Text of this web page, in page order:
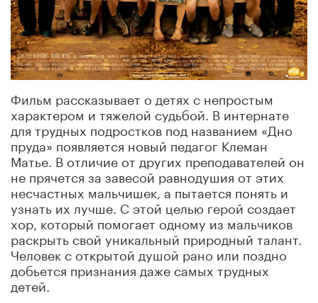
Фильм рассказывает о детях с непростым
характером и тяжелой судьбой. В интернате
для трудных подростков под названием «Дно
пруда» появляется новый педагог Клеман
Матье. В отличие от других преподавателей он
не прячется за завесой равнодушия от этих
несчастных мальчишек, а пытается понять и
узнать их лучше. С этой целью герой создает
хор, который помогает одному из мальчиков
раскрыть свой уникальный природный талант.
Человек с открытой душой рано или поздно
добьется признания даже самых трудных
детей.